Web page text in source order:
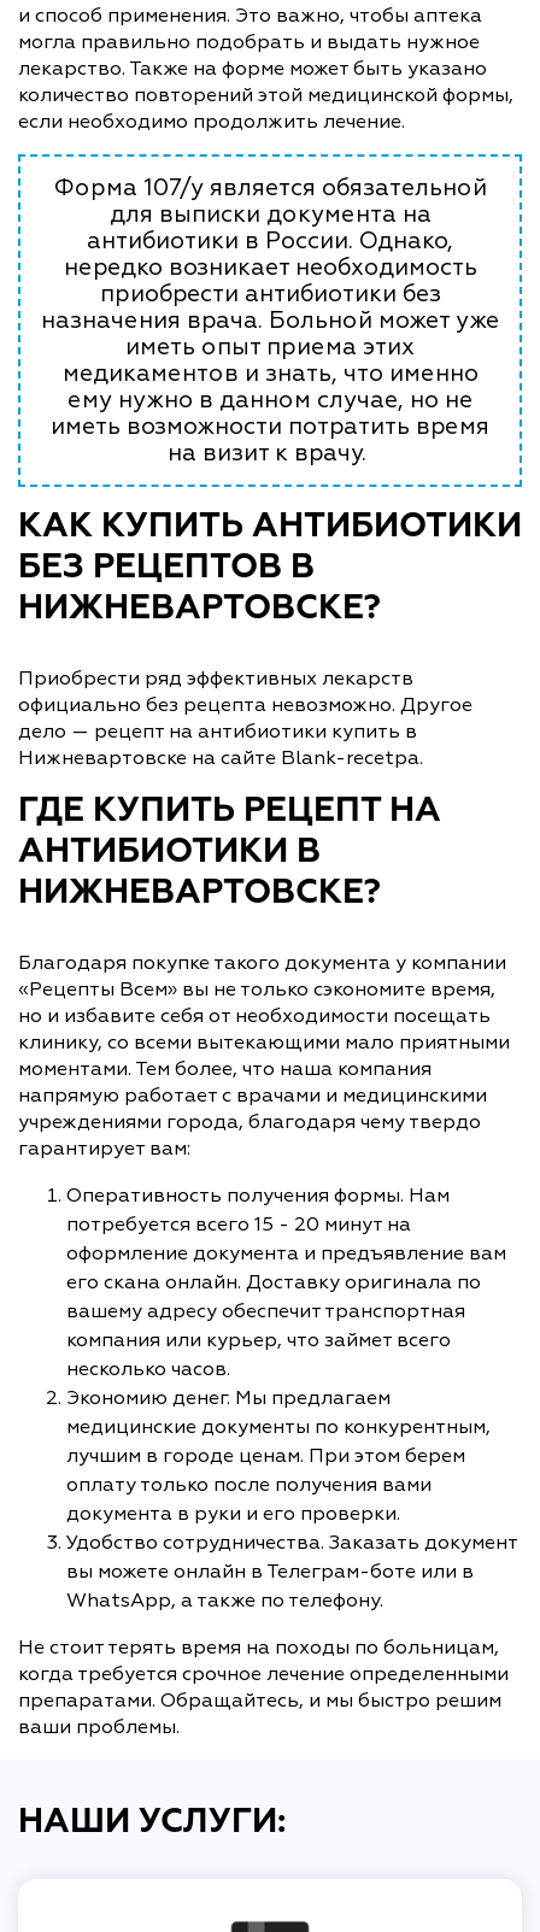
и способ применения. Это важно, чтобы аптека
могла правильно подобрать и выдать нужное
лекарство. Также на форме может быть указано
количество повторений этой медицинской формы,
если необходимо продолжить лечение.
Форма 107/у является обязательной
для выписки документа на
антибиотики в России. Однако,
нередко возникает необходимость
приобрести антибиотики без
назначения врача. Больной может уже
иметь опыт приема этих
медикаментов и знать, что именно
ему нужно в данном случае, но не
иметь возможности потратить время
на визит к врачу.
КАК КУПИТЬ АНТИБИОТИКИ
БЕЗ РЕЦЕПТОВ В
НИЖНЕВАРТОВСКЕ?
Приобрести ряд эффективных лекарств
официально без рецепта невозможно. Другое
дело — рецепт на антибиотики купить в
Нижневартовске на сайте Blank-recetpa.
ГДЕ КУПИТЬ РЕЦЕПТ НА
АНТИБИОТИКИ В
НИЖНЕВАРТОВСКЕ?
Благодаря покупке такого документа у компании
«Рецепты Всем» вы не только сэкономите время,
но и избавите себя от необходимости посещать
клинику, со всеми вытекающими мало приятными
моментами. Тем более, что наша компания
напрямую работает с врачами и медицинскими
учреждениями города, благодаря чему твердо
гарантирует вам:
Оперативность получения формы. Нам
потребуется всего 15 - 20 минут на
оформление документа и предъявление вам
его скана онлайн. Доставку оригинала по
вашему адресу обеспечит транспортная
компания или курьер, что займет всего
несколько часов.
Экономию денег. Мы предлагаем
медицинские документы по конкурентным,
лучшим в городе ценам. При этом берем
оплату только после получения вами
документа в руки и его проверки.
Удобство сотрудничества. Заказать документ
вы можете онлайн в Телеграм-боте или в
WhatsApp, а также по телефону.
Не стоит терять время на походы по больницам,
когда требуется срочное лечение определенными
препаратами. Обращайтесь, и мы быстро решим
ваши проблемы.
НАШИ УСЛУГИ: